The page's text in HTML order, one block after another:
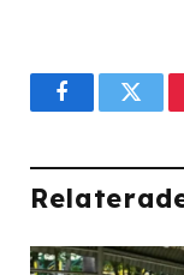
Facebook